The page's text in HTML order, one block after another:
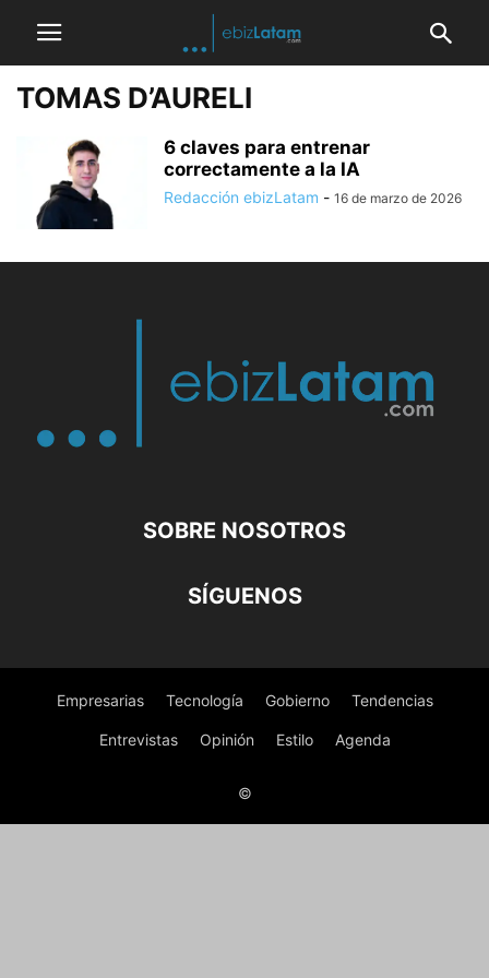
TOMAS D’AURELI
6 claves para entrenar
correctamente a la IA
Redacción ebizLatam - 16 de marzo de 2026
SOBRE NOSOTROS
SÍGUENOS
Empresarias Tecnología Gobierno Tendencias
Entrevistas Opinión Estilo Agenda
©